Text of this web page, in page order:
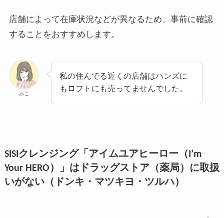
店舗によって在庫状況などが異なるため、事前に確認
することをおすすめします。
みこ
私の住んでる近くの店舗はハンズに
もロフトにも売ってませんでした。
SISIクレンジング「アイムユアヒーロー（I’m
Your HERO）」はドラッグストア（薬局）に取扱
いがない（ドンキ・マツキヨ・ツルハ）